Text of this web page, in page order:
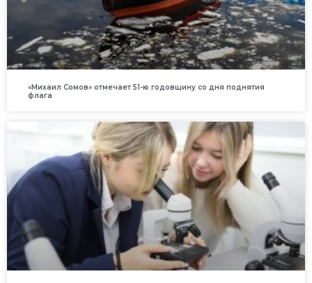
«Михаил Сомов» отмечает 51-ю годовщину со дня поднятия
флага